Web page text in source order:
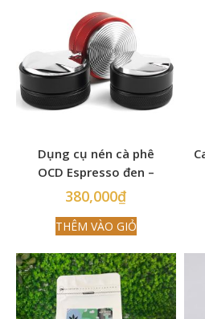
Dụng cụ nén cà phê
OCD Espresso đen –
58mm
380,000₫
THÊM VÀO GIỎ